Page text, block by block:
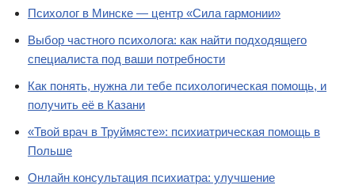
Психолог в Минске — центр «Сила гармонии»
Выбор частного психолога: как найти подходящего
специалиста под ваши потребности
Как понять, нужна ли тебе психологическая помощь, и
получить её в Казани
«Твой врач в Труймясте»: психиатрическая помощь в
Польше
Онлайн консультация психиатра: улучшение